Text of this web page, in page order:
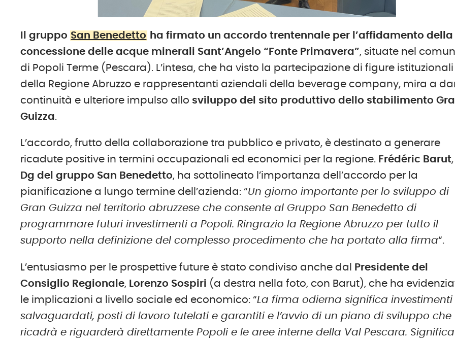
Il gruppo San Benedetto ha firmato un accordo trentennale per l’affidamento della
concessione delle acque minerali Sant’Angelo “Fonte Primavera”, situate nel
di Popoli Terme (Pescara). L’intesa, che ha visto la partecipazione di figure istituzionali
della Regione Abruzzo e rappresentanti aziendali della beverage company, mira a
continuità e ulteriore impulso allo sviluppo del sito produttivo dello stabilimento
Guizza.
L’accordo, frutto della collaborazione tra pubblico e privato, è destinato a generare
ricadute positive in termini occupazionali ed economici per la regione. Frédéric Barut,
Dg delgruppo San Benedetto, ha sottolineato l’importanza dell’accordo per la
pianificazione a lungo termine dell’azienda: “Un giorno importante per lo sviluppo di
Gran Guizza nel territorio abruzzese che consente al Gruppo San Benedetto di
programmare futuri investimenti a Popoli. Ringrazio la Regione Abruzzo per tutto il
supporto nella definizione del complesso procedimento che ha portato alla firma“.
L’entusiasmo per le prospettive future è stato condiviso anche dal
Presidente del
Consiglio Regionale, Lorenzo Sospiri (a destra nella foto, con Barut), che ha
le implicazioni a livello sociale ed economico: “La firma odierna significa investimenti
salvaguardati, posti di lavoro tutelati e garantiti e l’avvio di un piano di sviluppo che
ricadrà e riguarderà direttamente Popoli e le aree interne della Val Pescara. Significa